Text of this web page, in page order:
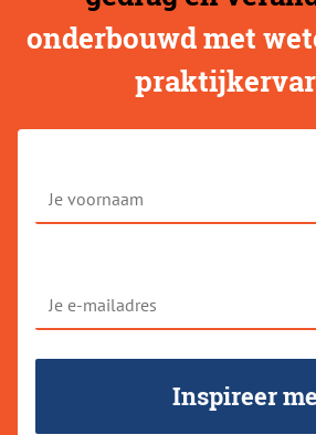
onderbouwd met
voornaam
e-
mailadres
Inspireer